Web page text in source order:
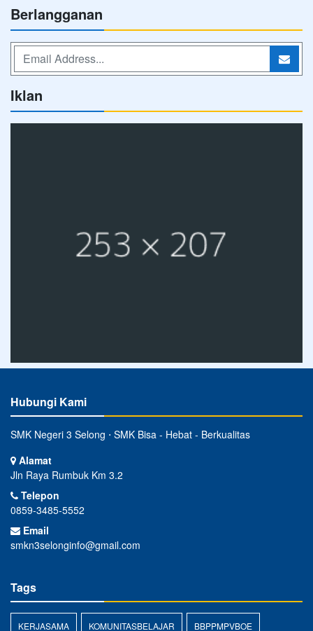
Berlangganan
Iklan
Hubungi Kami
SMK Negeri 3 Selong ⋅ SMK Bisa - Hebat - Berkualitas
Alamat
Jln Raya Rumbuk Km 3.2
Telepon
0859-3485-5552
Email
smkn3selonginfo@gmail.com
Tags
KERJASAMA KOMUNITASBELAJAR BBPPMPVBOE